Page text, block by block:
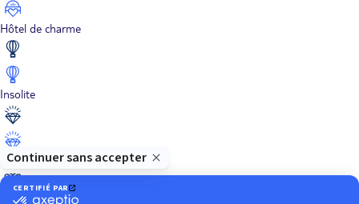
Hôtel de charme
Insolite
Luxe